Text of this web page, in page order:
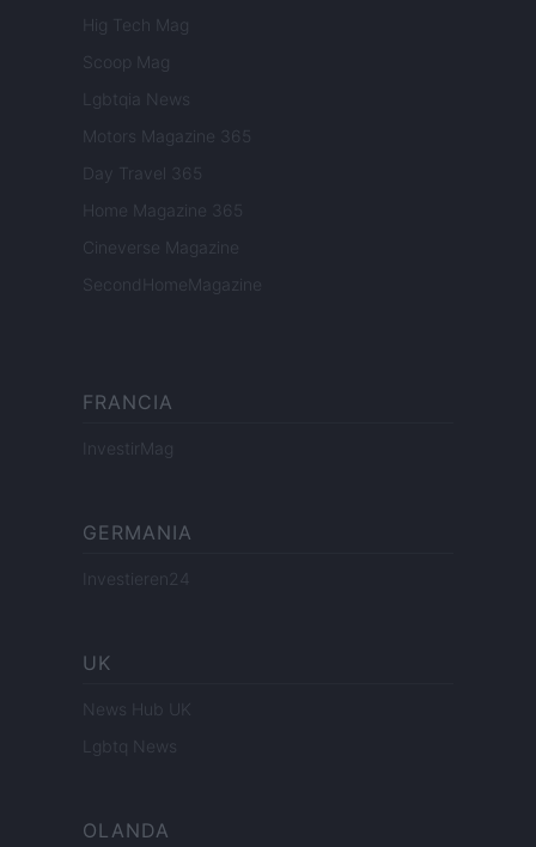
Hig Tech Mag
Scoop Mag
Lgbtqia News
Motors Magazine 365
Day Travel 365
Home Magazine 365
Cineverse Magazine
SecondHomeMagazine
FRANCIA
InvestirMag
GERMANIA
Investieren24
UK
News Hub UK
Lgbtq News
OLANDA